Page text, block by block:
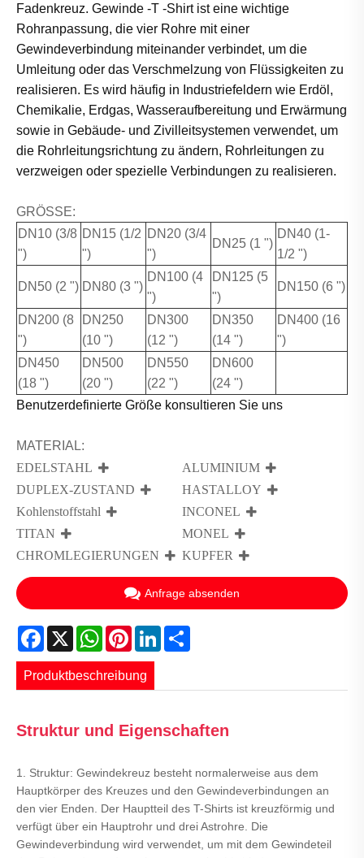
Fadenkreuz. Gewinde -T -Shirt ist eine wichtige
Rohranpassung, die vier Rohre mit einer
Gewindeverbindung miteinander verbindet, um die
Umleitung oder das Verschmelzung von Flüssigkeiten zu
realisieren. Es wird häufig in Industriefeldern wie Erdöl,
Chemikalie, Erdgas, Wasseraufbereitung und Erwärmung
sowie in Gebäude- und Zivilleitsystemen verwendet, um
die Rohrleitungsrichtung zu ändern, Rohrleitungen zu
verzweigen oder spezielle Verbindungen zu realisieren.
GRÖSSE:
DN10 (3/8
")
DN15 (1/2
")
DN20 (3/4
")
DN25 (1 ")
DN40 (1-
1/2 ")
DN50 (2 ") DN80 (3 ")
DN100 (4
")
DN125 (5
")
DN150 (6 ")
DN200 (8
")
DN250
(10 ")
DN300
(12 ")
DN350
(14 ")
DN400 (16
")
DN450
(18 ")
DN500
(20 ")
DN550
(22 ")
DN600
(24 ")
Benutzerdefinierte Größe konsultieren Sie uns
MATERIAL:
EDELSTAHL
DUPLEX-ZUSTAND
Kohlenstoffstahl
TITAN
CHROMLEGIERUNGEN
ALUMINIUM
HASTALLOY
INCONEL
MONEL
KUPFER
Anfrage absenden
Facebook
X WhatsApp
PinterestLinkedIn
Produktbeschreibung
Struktur und Eigenschaften
1. Struktur: Gewindekreuz besteht normalerweise aus dem
Hauptkörper des Kreuzes und den Gewindeverbindungen an
den vier Enden. Der Hauptteil des T-Shirts ist kreuzförmig und
verfügt über ein Hauptrohr und drei Astrohre. Die
Gewindeverbindung wird verwendet, um mit dem Gewindeteil